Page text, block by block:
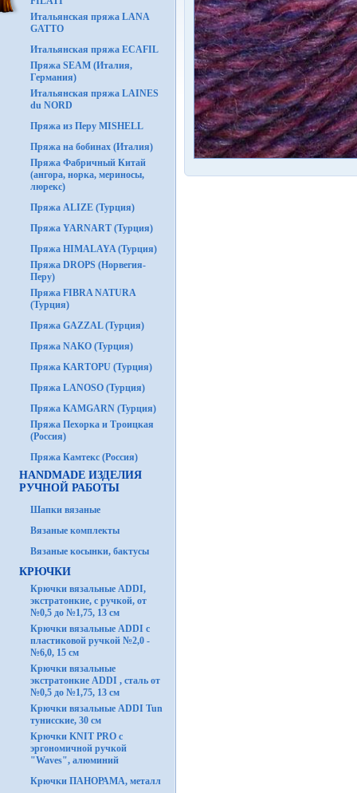
Итальянская пряжа LANA
GATTO
Итальянская пряжа ECAFIL
Пряжа SEAM (Италия,
Германия)
Итальянская пряжа LAINES
du NORD
Пряжа из Перу MISHELL
Пряжа на бобинах (Италия)
Пряжа Фабричный Китай
(ангора, норка, мериносы,
люрекс)
Пряжа ALIZE (Турция)
Пряжа YARNART (Турция)
Пряжа HIMALAYA (Турция)
Пряжа DROPS (Норвегия-
Перу)
Пряжа FIBRA NATURA
(Турция)
Пряжа GAZZAL (Турция)
Пряжа NAKO (Турция)
Пряжа KARTOPU (Турция)
Пряжа LANOSO (Турция)
Пряжа KAMGARN (Турция)
Пряжа Пехорка и Троицкая
(Россия)
Пряжа Камтекс (Россия)
HANDMADE ИЗДЕЛИЯ
РУЧНОЙ РАБОТЫ
Шапки вязаные
Вязаные комплекты
Вязаные косынки, бактусы
КРЮЧКИ
Крючки вязальные ADDI,
экстратонкие, с ручкой, от
№0,5 до №1,75, 13 см
Крючки вязальные ADDI с
пластиковой ручкой №2,0 -
№6,0, 15 см
Крючки вязальные
экстратонкие ADDI , сталь от
№0,5 до №1,75, 13 см
Крючки вязальные ADDI Tun
тунисские, 30 см
Крючки KNIT PRO с
эргономичной ручкой
"Waves", алюминий
Крючки ПАНОРАМА, металл